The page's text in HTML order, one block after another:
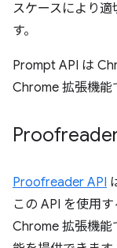
スケースにより
す。
Prompt API は
Chrome 拡張機能
Proofreader API
この API を使用
Chrome 拡張機能